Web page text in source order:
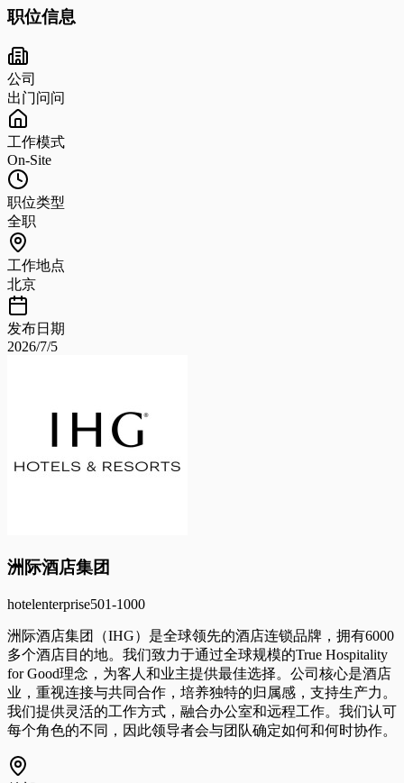
职位信息
公司
出门问问
工作模式
On-Site
职位类型
全职
工作地点
北京
发布日期
2026/7/5
洲际酒店集团
hotelenterprise501-1000
洲际酒店集团（IHG）是全球领先的酒店连锁品牌，拥有6000
多个酒店目的地。我们致力于通过全球规模的True Hospitality
for Good理念，为客人和业主提供最佳选择。公司核心是酒店
业，重视连接与共同合作，培养独特的归属感，支持生产力。
我们提供灵活的工作方式，融合办公室和远程工作。我们认可
每个角色的不同，因此领导者会与团队确定如何和何时协作。